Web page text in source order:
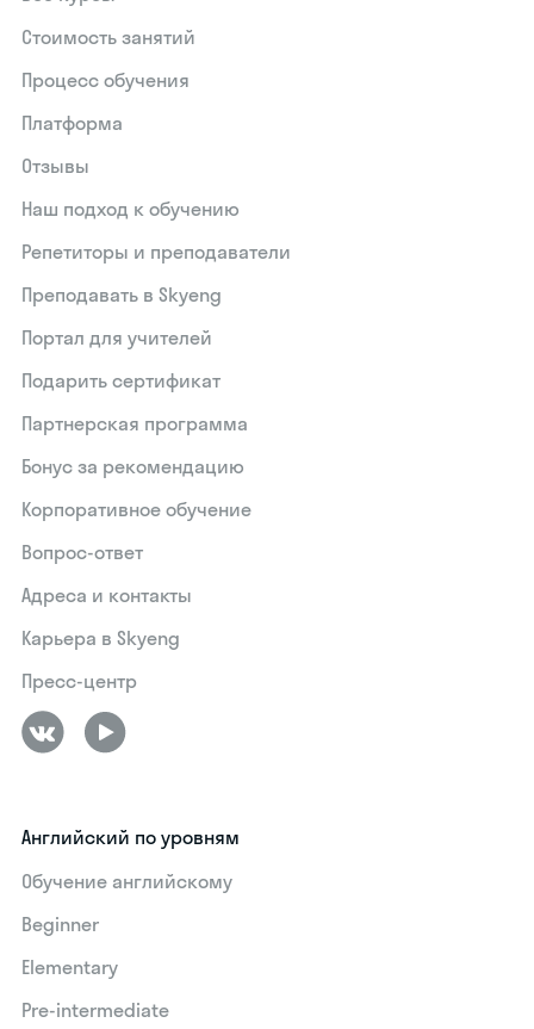
Стоимость занятий
Процесс обучения
Платформа
Отзывы
Наш подход к обучению
Репетиторы и преподаватели
Преподавать в Skyeng
Портал для учителей
Подарить сертификат
Партнерская программа
Бонус за рекомендацию
Корпоративное обучение
Вопрос-ответ
Адреса и контакты
Карьера в Skyeng
Пресс-центр
Английский по уровням
Обучение английскому
Beginner
Elementary
Pre-intermediate